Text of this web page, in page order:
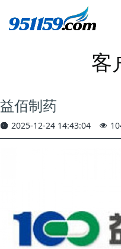
客
益佰制药
2025-12-24 14:43:04